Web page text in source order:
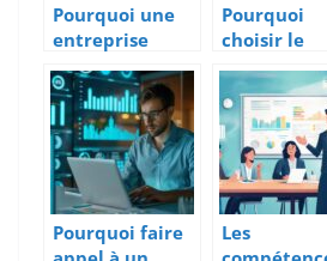
Pourquoi une
entreprise
devra-t-elle
externaliser sa
comptabilité ?
Pourquoi
choisir le
cabinet
d’expertise
comptable
Mérignac
votre
entreprise ?
Pourquoi faire
Les